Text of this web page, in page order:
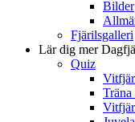
Bilder
Fjärilsgalleri
Lär dig mer
Quiz